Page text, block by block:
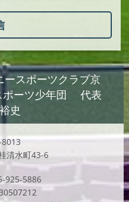
スポーツクラブ京
ツ少年団 代表
史
清水町43-6
925-5886